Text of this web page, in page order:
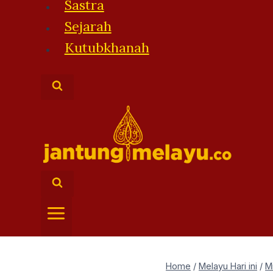
Sastra
Sejarah
Kutubkhanah
Home / Melayu Hari ini /